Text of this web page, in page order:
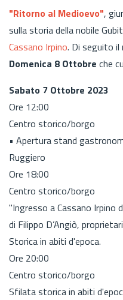
"Ritorno al Medioevo",
sulla storia della nobile
Cassano Irpino. Di seguito il
Domenica 8 Ottobre che
Sabato 7 Ottobre 2023
Ore 12:00
Centro storico/borgo
• Apertura stand
Ruggiero
Ore 18:00
Centro storico/borgo
"Ingresso a Cassano Irpino
di Filippo D’Angiò,
Storica in abiti d'epoca.
Ore 20:00
Centro storico/borgo
Sfilata storica in abiti